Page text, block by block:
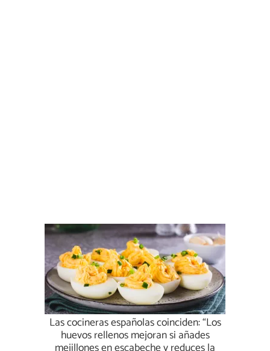
Las cocineras españolas coinciden: “Los
huevos rellenos mejoran si añades